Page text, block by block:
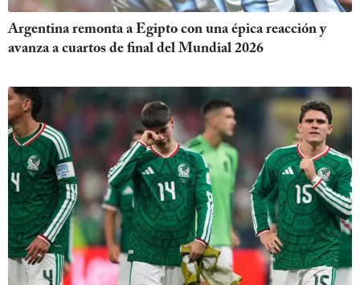
Argentina remonta a Egipto con una épica reacción y
avanza a cuartos de final del Mundial 2026